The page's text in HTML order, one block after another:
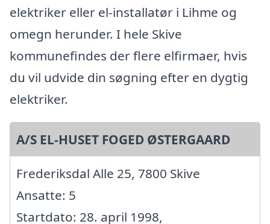
elektriker eller el-installatør i Lihme og
omegn herunder. I hele Skive
kommunefindes der flere elfirmaer, hvis
du vil udvide din søgning efter en dygtig
elektriker.
A/S EL-HUSET FOGED ØSTERGAARD
Frederiksdal Alle 25, 7800 Skive
Ansatte: 5
Startdato: 28. april 1998,